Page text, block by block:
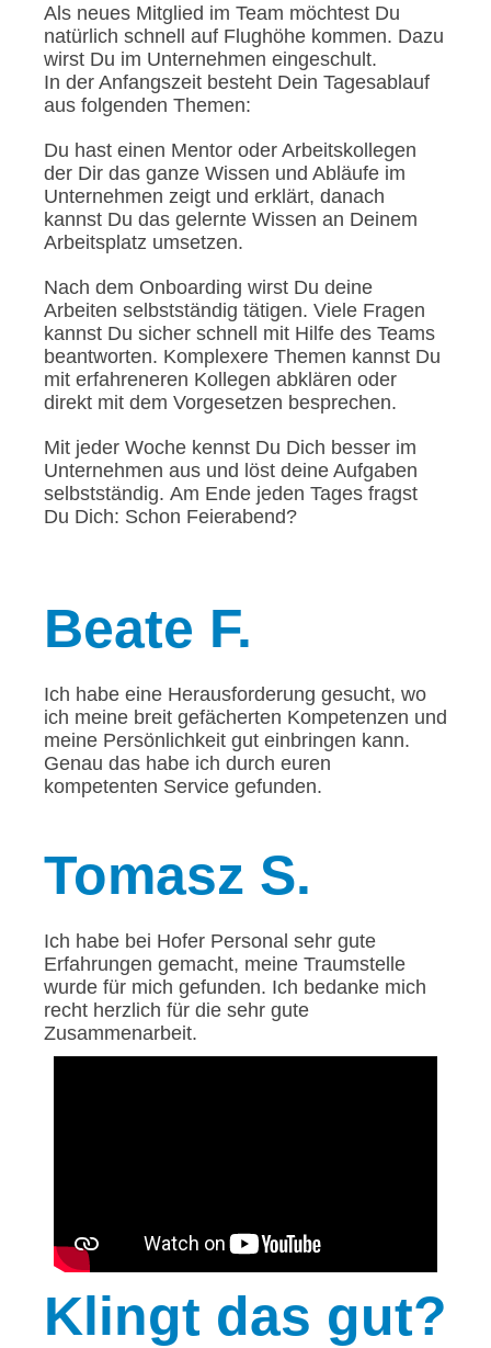
Als neues Mitglied im Team möchtest Du
natürlich schnell auf Flughöhe kommen. Dazu
wirst Du im Unternehmen eingeschult.
In der Anfangszeit besteht Dein Tagesablauf
aus folgenden Themen:
Du hast einen Mentor oder Arbeitskollegen
der Dir das ganze Wissen und Abläufe im
Unternehmen zeigt und erklärt, danach
kannst Du das gelernte Wissen an Deinem
Arbeitsplatz umsetzen.
Nach dem Onboarding wirst Du deine
Arbeiten selbstständig tätigen. Viele Fragen
kannst Du sicher schnell mit Hilfe des Teams
beantworten. Komplexere Themen kannst Du
mit erfahreneren Kollegen abklären oder
direkt mit dem Vorgesetzen besprechen.
Mit jeder Woche kennst Du Dich besser im
Unternehmen aus und löst deine Aufgaben
selbstständig. Am Ende jeden Tages fragst
Du Dich: Schon Feierabend?
Beate F.
Ich habe eine Herausforderung gesucht, wo
ich meine breit gefächerten Kompetenzen und
meine Persönlichkeit gut einbringen kann.
Genau das habe ich durch euren
kompetenten Service gefunden.
Tomasz S.
Ich habe bei Hofer Personal sehr gute
Erfahrungen gemacht, meine Traumstelle
wurde für mich gefunden. Ich bedanke mich
recht herzlich für die sehr gute
Zusammenarbeit.
Klingt das gut?